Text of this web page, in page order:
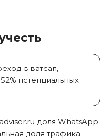
в ватсап,
потенциальных
доля WhatsApp
доля трафика